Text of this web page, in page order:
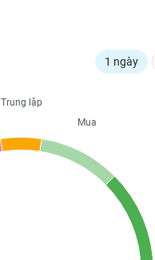
1 ngày
Trung lập
Mua